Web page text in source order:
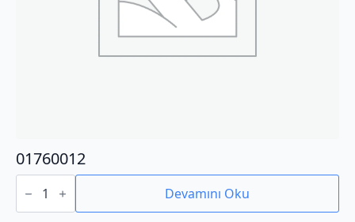
01760012
01760012
adet Devamını Oku